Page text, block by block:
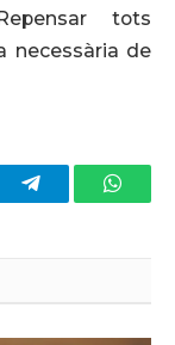
tots
necessària de
Telegram